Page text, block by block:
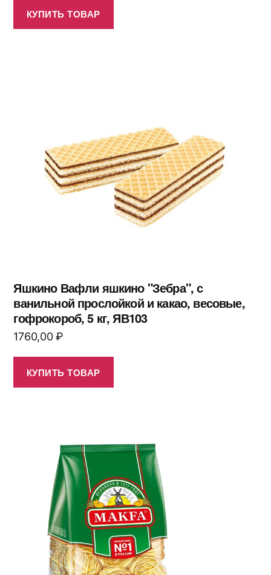
КУПИТЬ ТОВАР
Яшкино Вафли яшкино "Зебра", с
ванильной прослойкой и какао, весовые,
гофрокороб, 5 кг, ЯВ103
1760,00₽
КУПИТЬ ТОВАР